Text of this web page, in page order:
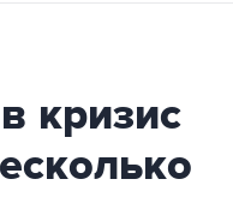
кризис